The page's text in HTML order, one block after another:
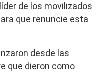
de los movilizados
que renuncie esta
desde las
que dieron como